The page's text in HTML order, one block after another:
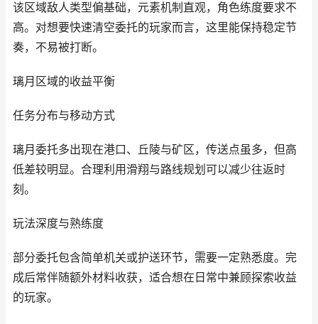
该区域敌人类型偏基础，元素机制直观，角色练度要求不
高。对想要快速清空委托的玩家而言，这里能保持稳定节
奏，不易被打断。
璃月区域的收益平衡
任务分布与移动方式
璃月委托多出现在港口、丘陵与矿区，传送点虽多，但高
低差较明显。合理利用滑翔与路线规划可以减少往返时
刻。
玩法深度与熟练度
部分委托包含简单机关或护送环节，需要一定熟悉度。完
成后常伴随额外材料收获，适合想在日常中兼顾探索收益
的玩家。